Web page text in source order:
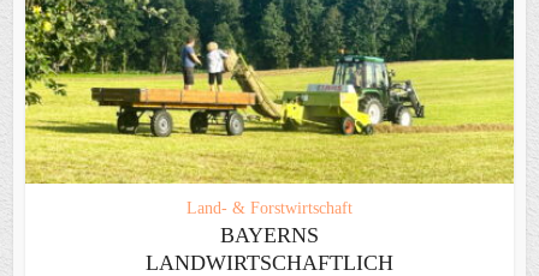
Land- & Forstwirtschaft
BAYERNS
LANDWIRTSCHAFTLICH